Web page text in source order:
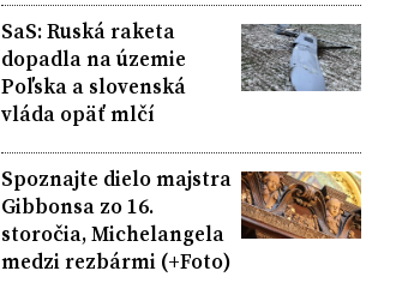
SaS: Ruská raketa
dopadla na územie
Poľska a slovenská
vláda opäť mlčí
Spoznajte dielo majstra
Gibbonsa zo 16.
storočia, Michelangela
medzi rezbármi (+Foto)